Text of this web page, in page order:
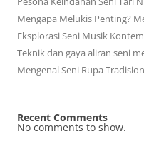
Mengapa Melukis Penting?
Eksplorasi Seni Musik
Teknik dan gaya aliran seni
Mengenal Seni Rupa
Recent Comments
No comments to show.